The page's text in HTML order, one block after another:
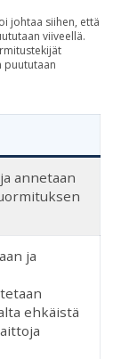
johtaa siihen, että
viiveellä.
puututaan
annetaan
ja
ehkäistä